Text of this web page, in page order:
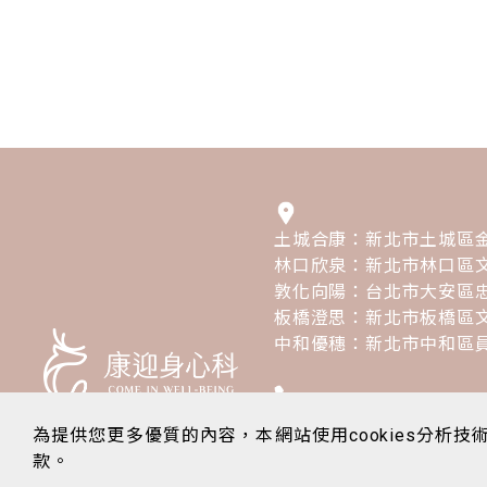
土城合康：新北市土城區
林口欣泉：新北市林口區
敦化向陽：台北市大安區
板橋澄思：新北市板橋區
中和優穗：新北市中和區
土城合康：02 2264 3905
林口欣泉：02 2600 6182
為提供您更多優質的內容，本網站使用cookies分析技
款。